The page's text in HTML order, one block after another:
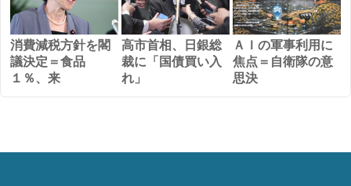
消費減税方針を閣
議決定＝食品
１％、来
高市首相、日銀総
裁に「国債買い入
れ」
ＡＩの軍事利用に
焦点＝自衛隊の意
思決